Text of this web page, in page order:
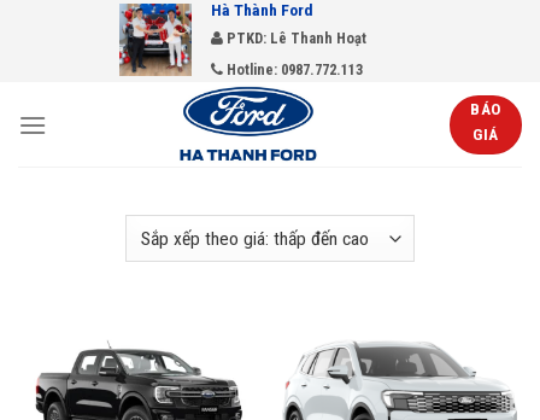
Hà Thành Ford
PTKD: Lê Thanh Hoạt
Hotline: 0987.772.113
BÁO
GIÁ